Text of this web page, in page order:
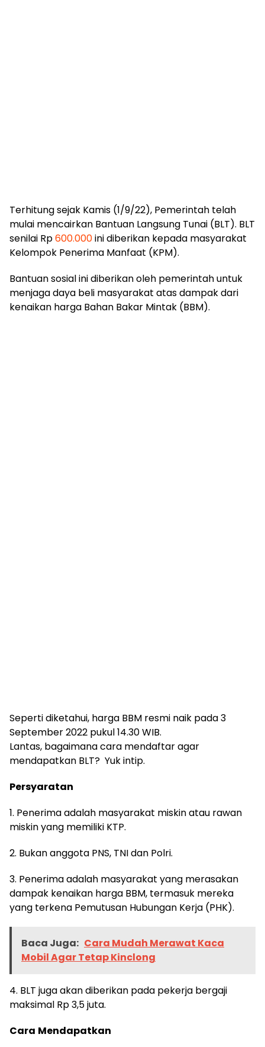
Terhitung sejak Kamis (1/9/22), Pemerintah telah
mulai mencairkan Bantuan Langsung Tunai (BLT). BLT
senilai Rp600.000ini diberikan kepada masyarakat
Kelompok Penerima Manfaat (KPM).
Bantuan sosial ini diberikan oleh pemerintah untuk
menjaga daya beli masyarakat atas dampak dari
kenaikan harga Bahan Bakar Mintak (BBM).
Seperti diketahui, harga BBM resmi naik pada 3
September 2022 pukul 14.30 WIB.
Lantas, bagaimana cara mendaftar agar
mendapatkan BLT? Yuk intip.
Persyaratan
1. Penerima adalah masyarakat miskin atau rawan
miskin yang memiliki KTP.
2. Bukan anggota PNS, TNI dan Polri.
3. Penerima adalah masyarakat yang merasakan
dampak kenaikan harga BBM, termasuk mereka
yang terkena Pemutusan Hubungan Kerja (PHK).
Baca Juga: Cara Mudah Merawat Kaca
Mobil Agar Tetap Kinclong
4. BLT juga akan diberikan pada pekerja bergaji
maksimal Rp 3,5 juta.
Cara Mendapatkan